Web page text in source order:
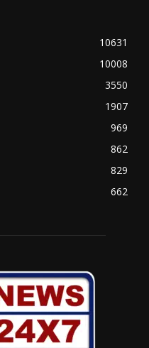
10631
10008
3550
1907
969
862
829
662